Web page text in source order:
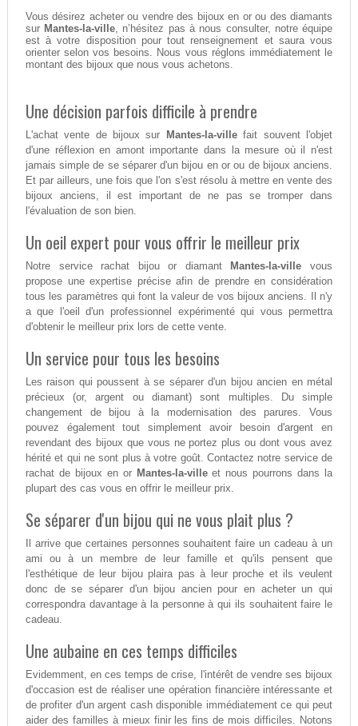
Vous désirez acheter ou vendre des bijoux en or ou des diamants
sur Mantes-la-ville, n’hésitez pas à nous consulter, notre équipe
est à votre disposition pour tout renseignement et saura vous
orienter selon vos besoins. Nous vous réglons immédiatement le
montant des bijoux que nous vous achetons.
Une décision parfois difficile à prendre
L'achat vente de bijoux sur Mantes-la-villefait souvent l'objet
d'une réflexion en amont importante dans la mesure où il n'est
jamais simple de se séparer d'un bijou en or ou de bijoux anciens.
Et par ailleurs, une fois que l'on s'est résolu à mettre en vente des
bijoux anciens, il est important de ne pas se tromper dans
l'évaluation de son bien.
Un oeil expert pour vous offrir le meilleur prix
Notre service rachat bijou or diamant Mantes-la-ville vous
propose une expertise précise afin de prendre en considération
tous les paramètres qui font la valeur de vos bijoux anciens. Il n'y
a que l'oeil d'un professionnel expérimenté qui vous permettra
d'obtenir le meilleur prix lors de cette vente.
Un service pour tous les besoins
Les raison qui poussent à se séparer d'un bijou ancien en métal
précieux (or, argent ou diamant) sont multiples. Du simple
changement de bijou à la modernisation des parures. Vous
pouvez également tout simplement avoir besoin d'argent en
revendant des bijoux que vous ne portez plus ou dont vous avez
hérité et qui ne sont plus à votre goût. Contactez notre service de
rachat de bijoux en or Mantes-la-villeet nous pourrons dans la
plupart des cas vous en offrir le meilleur prix.
Se séparer d'un bijou qui ne vous plait plus ?
Il arrive que certaines personnes souhaitent faire un cadeau à un
ami ou à un membre de leur famille et qu'ils pensent que
l'esthétique de leur bijou plaira pas à leur proche et ils veulent
donc de se séparer d'un bijou ancien pour en acheter un qui
correspondra davantage à la personne à qui ils souhaitent faire le
cadeau.
Une aubaine en ces temps difficiles
Evidemment, en ces temps de crise, l'intérêt de vendre ses bijoux
d'occasion est de réaliser une opération financière intéressante et
de profiter d'un argent cash disponible immédiatement ce qui peut
aider des familles à mieux finir les fins de mois difficiles. Notons